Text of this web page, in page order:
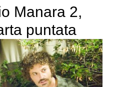
Manara 2,
puntata